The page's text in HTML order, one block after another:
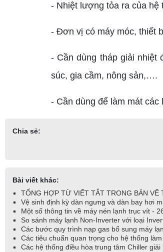
- Nhiệt lượng tỏa ra của hệ
- Đơn vị có máy móc, thiết
- Cần dùng tháp giải nhiệt
súc, gia cầm, nông sản,….
- Cần dùng để làm mát
Chia sẻ:
Bài viết khác:
TỔNG HỢP TỪ VIẾT TẮT TRONG BẢN VẼ
Vệ sinh định kỳ dàn ngưng và dàn bay hơi
Một số thông tin về máy nén lạnh trục vít -
So sánh máy lạnh Non-Inverter với loại
Các bước quy trình nạp gas bổ sung máy
Các tiêu chuẩn quan trọng cho hệ thống
Các hệ thống điều hòa trung tâm Chiller